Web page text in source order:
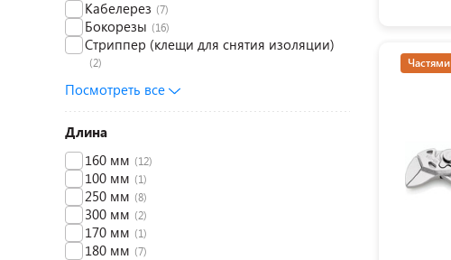
Кабелерез (7)
Бокорезы (16)
Стриппер (клещи для снятия изоляции)
(2)
Посмотреть все
Длина
160 мм (12)
100 мм (1)
250 мм (8)
300 мм (2)
170 мм (1)
180 мм (7)